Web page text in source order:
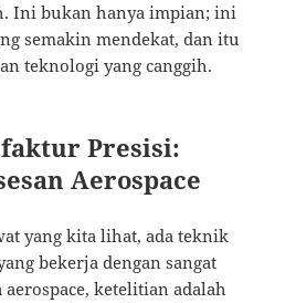
Ini bukan hanya impian; ini
semakin mendekat, dan itu
teknologi yang canggih.
Presisi:
Aerospace
yang kita lihat, ada teknik
bekerja dengan sangat
ketelitian adalah